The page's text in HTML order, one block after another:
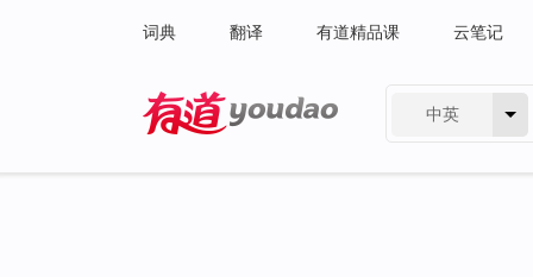
词典 翻译 有道精品课 云笔记
中英